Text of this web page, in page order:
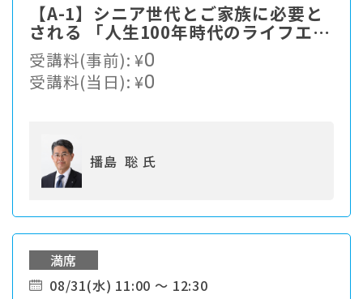
【A-1】シニア世代とご家族に必要と
される 「人生100年時代のライフエン
ディングカンパニー」への進化とは。
受講料(事前):¥0
受講料(当日):¥0
播島 聡 氏
満席
08/31(水) 11:00 ～ 12:30